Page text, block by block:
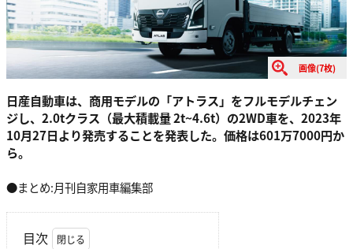
画像(7枚)
日産自動車は、商用モデルの「アトラス」をフルモデルチェン
ジし、2.0tクラス（最大積載量 2t~4.6t）の2WD車を、2023年
10月27日より発売することを発表した。価格は601万7000円か
ら。
●まとめ:月刊自家用車編集部
目次